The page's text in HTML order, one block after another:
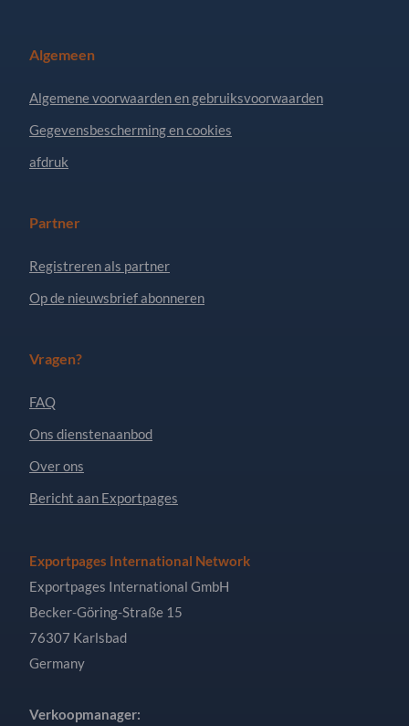
Algemeen
Algemene voorwaarden en gebruiksvoorwaarden
Gegevensbescherming en cookies
afdruk
Partner
Registreren als partner
Op de nieuwsbrief abonneren
Vragen?
FAQ
Ons dienstenaanbod
Over ons
Bericht aan Exportpages
Exportpages International Network
Exportpages International GmbH
Becker-Göring-Straße 15
76307 Karlsbad
Germany
Verkoopmanager: